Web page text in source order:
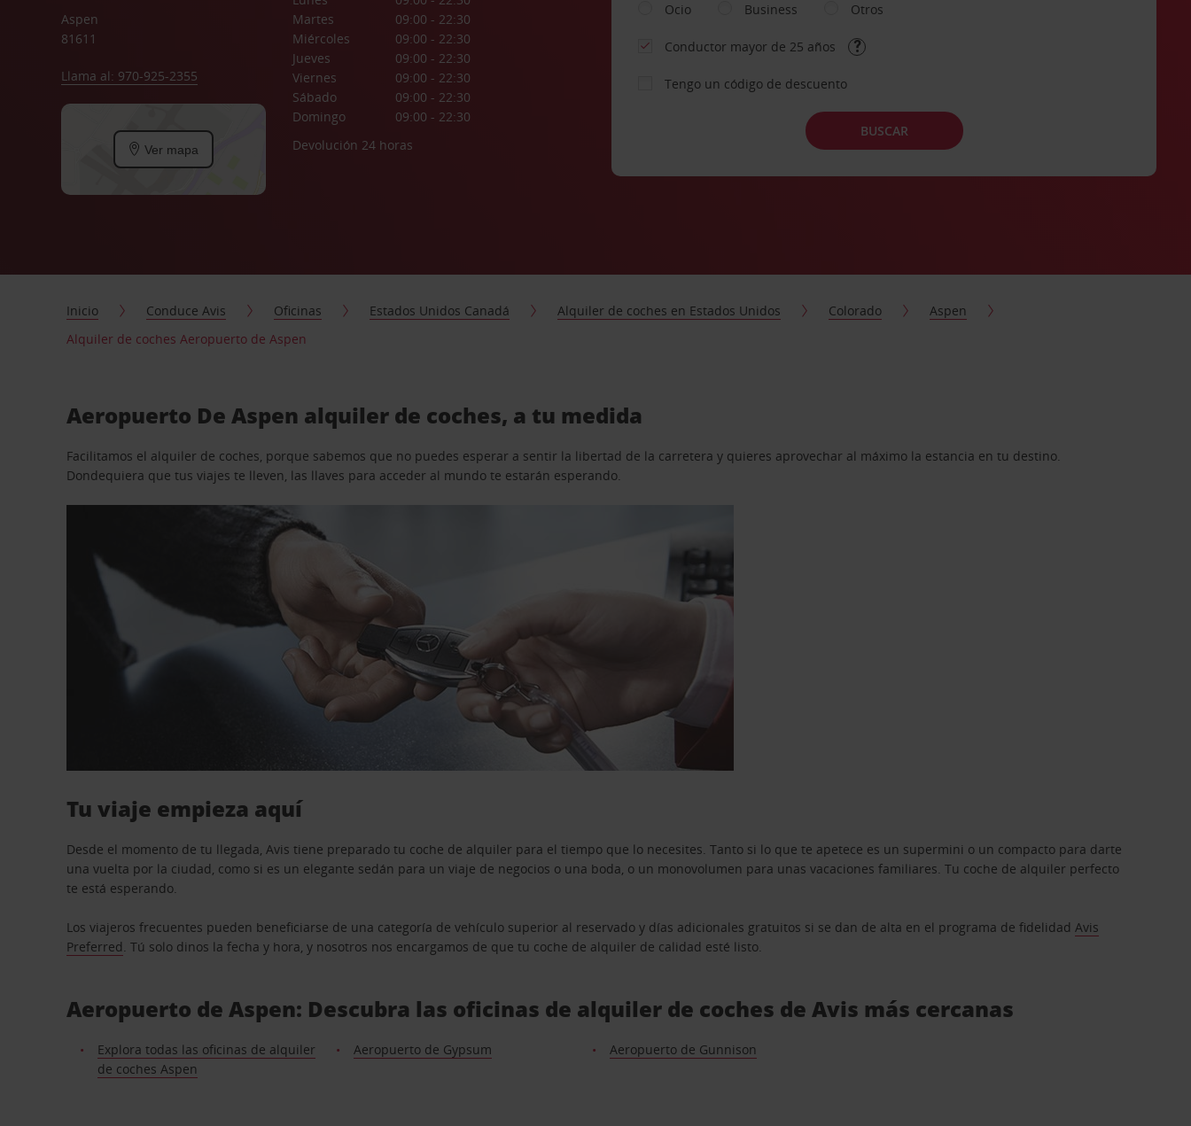
Aspen
81611
Llama al: 970-925-2355
Ver mapa
Martes
09:00 - 22:30
Miércoles
09:00 - 22:30
Jueves
09:00 - 22:30
Viernes
09:00 - 22:30
Sábado
09:00 - 22:30
Domingo
09:00 - 22:30
Devolución 24 horas
Ocio
Business Otros
Conductor mayor de 25 años
Tengo un código de descuento
BUSCAR
Inicio Conduce Avis Oficinas Estados Unidos Canadá Alquiler de coches en Estados Unidos Colorado
Aspen
Alquiler de coches Aeropuerto de Aspen
Aeropuerto De Aspen alquiler de coches, a tu medida
Facilitamos el alquiler de coches, porque sabemos que no puedes esperar a sentir la libertad de la carretera y quieres aprovechar al máximo la estancia en tu destino.
Dondequiera que tus viajes te lleven, las llaves para acceder al mundo te estarán esperando.
Tu viaje empieza aquí
Desde el momento de tu llegada, Avis tiene preparado tu coche de alquiler para el tiempo que lo necesites. Tanto si lo que te apetece es un supermini o un compacto para darte
una vuelta por la ciudad, como si es un elegante sedán para un viaje de negocios o una boda, o un monovolumen para unas vacaciones familiares. Tu coche de alquiler perfecto
te está esperando.
Los viajeros frecuentes pueden beneficiarse de una categoría de vehículo superior al reservado y días adicionales gratuitos si se dan de alta en el programa de fidelidadAvis
Preferred. Tú solo dinos la fecha y hora, y nosotros nos encargamos de que tu coche de alquiler de calidad esté listo.
Aeropuerto de Aspen: Descubra las oficinas de alquiler de coches de Avis más cercanas
Explora todas las oficinas de alquiler
de coches Aspen
Aeropuerto de Gypsum Aeropuerto de Gunnison